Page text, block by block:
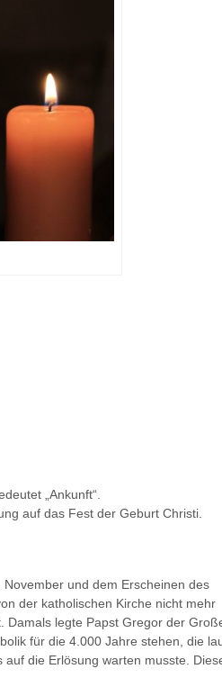
„Ankunft“.
auf das Fest der Geburt Christi.
und dem Erscheinen des
der katholischen Kirche nicht mehr
Damals legte Papst Gregor der
für die 4.000 Jahre stehen, die
die Erlösung warten musste.